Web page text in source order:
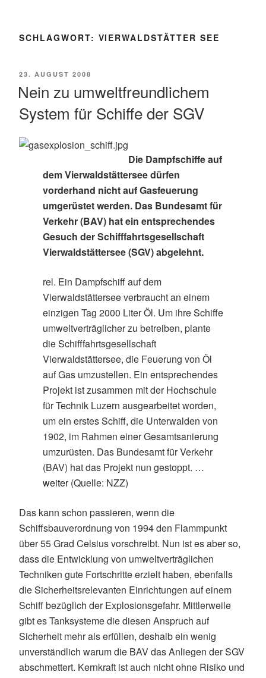
SCHLAGWORT: VIERWALDSTÄTTER SEE
VERÖFFENTLICHT
23. AUGUST 2008
Nein zu umweltfreundlichem
System für Schiffe der SGV
Die Dampfschiffe auf
dem Vierwaldstättersee dürfen
vorderhand nicht auf Gasfeuerung
umgerüstet werden. Das Bundesamt für
Verkehr (BAV) hat ein entsprechendes
Gesuch der Schifffahrtsgesellschaft
Vierwaldstättersee (SGV) abgelehnt.
rel. Ein Dampfschiff auf dem
Vierwaldstättersee verbraucht an einem
einzigen Tag 2000 Liter Öl. Um ihre Schiffe
umweltverträglicher zu betreiben, plante
die Schifffahrtsgesellschaft
Vierwaldstättersee, die Feuerung von Öl
auf Gas umzustellen. Ein entsprechendes
Projekt ist zusammen mit der Hochschule
für Technik Luzern ausgearbeitet worden,
um ein erstes Schiff, die Unterwalden von
1902, im Rahmen einer Gesamtsanierung
umzurüsten. Das Bundesamt für Verkehr
(BAV) hat das Projekt nun gestoppt. …
weiter(Quelle: NZZ)
Das kann schon passieren, wenn die
Schiffsbauverordnung von 1994 den Flammpunkt
über 55 Grad Celsius vorschreibt. Nun ist es aber so,
dass die Entwicklung von umweltverträglichen
Techniken gute Fortschritte erzielt haben, ebenfalls
die Sicherheitsrelevanten Einrichtungen auf einem
Schiff bezüglich der Explosionsgefahr. Mittlerweile
gibt es Tanksysteme die diesen Anspruch auf
Sicherheit mehr als erfüllen, deshalb ein wenig
unverständlich warum die BAV das Anliegen der SGV
abschmettert. Kernkraft ist auch nicht ohne Risiko und